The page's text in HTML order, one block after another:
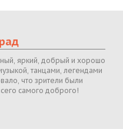
яркий, добрый и хорошо
танцами, легендами
что зрители были
самого доброго!